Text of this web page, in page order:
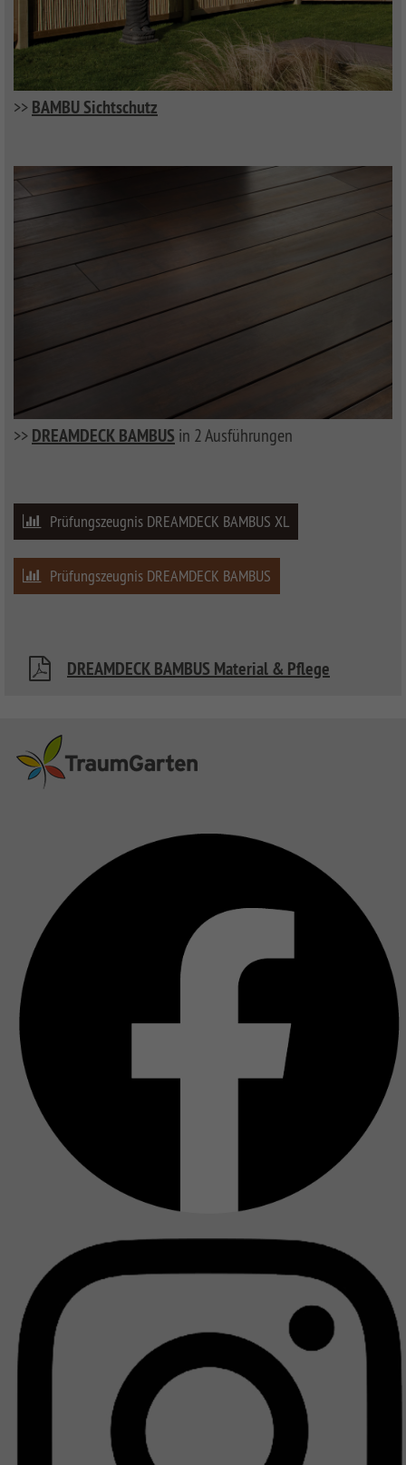
>> BAMBU Sichtschutz
>> DREAMDECK BAMBUS in 2 Ausführungen
Prüfungszeugnis DREAMDECK BAMBUS XL
Prüfungszeugnis DREAMDECK BAMBUS
DREAMDECK BAMBUS Material & Pflege